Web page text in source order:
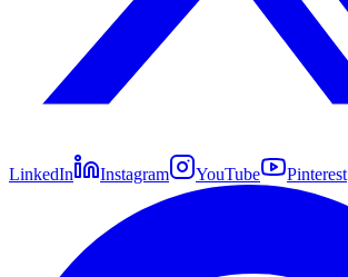
LinkedIn Instagram YouTube Pinterest